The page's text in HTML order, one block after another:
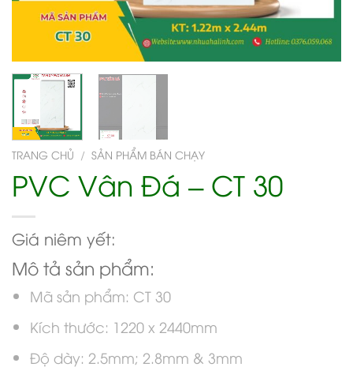
TRANG CHỦ / SẢN PHẨM BÁN CHẠY
PVC Vân Đá – CT 30
Giá niêm yết:
Mô tả sản phẩm:
Mã sản phẩm: CT 30
Kích thước: 1220 x 2440mm
Độ dày: 2.5mm; 2.8mm & 3mm